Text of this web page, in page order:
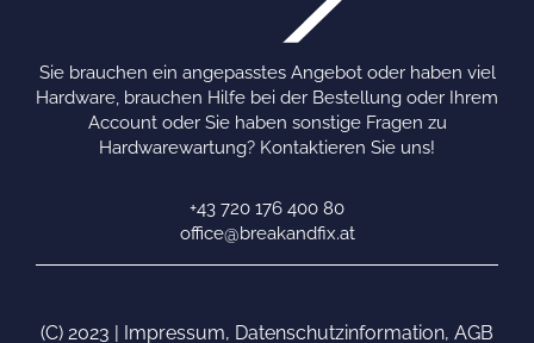
Sie brauchen ein angepasstes Angebot oder haben viel
Hardware, brauchen Hilfe bei der Bestellung oder Ihrem
Account oder Sie haben sonstige Fragen zu
Hardwarewartung? Kontaktieren Sie uns!
+43 720 176 400 80
office@breakandfix.at
(C) 2023 | Impressum, Datenschutzinformation, AGB